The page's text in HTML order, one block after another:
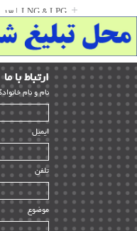
LNG & LPG | ۱۳
خط لوله | ۳۶
مخازن ذخیره | ۱۵
پتروشیمی | ۱۴
بازرسی و QC | ۱۵
HSE | ۳۹
ساخت و نصب | ۱۲
راه اندازی | ۹
سازندگان و تامین
تامین مالی و سرمایه
ماشین آلات
ارﺗﺒﺎط ﺑﺎ ما
ﻧﺎم و ﻧﺎم
ایمیل
تلفن
موضوع